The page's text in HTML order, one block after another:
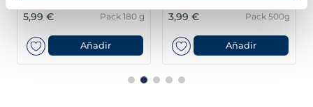
5,99 € Pack 180 g
Añadir
3,99 € Pack 500g
Añadir